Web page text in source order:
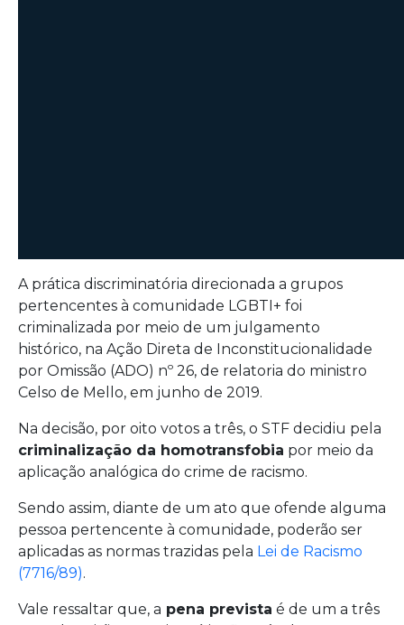
A prática discriminatória direcionada a grupos
pertencentes à comunidade LGBTI+ foi
criminalizada por meio de um julgamento
histórico, na Ação Direta de Inconstitucionalidade
por Omissão (ADO) nº 26, de relatoria do ministro
Celso de Mello, em junho de 2019.
Na decisão, por oito votos a três, o STF decidiu pela
criminalização da homotransfobia por meio da
aplicação analógica do crime de racismo.
Sendo assim, diante de um ato que ofende alguma
pessoa pertencente à comunidade, poderão ser
aplicadas as normas trazidas pela Lei de Racismo
(7716/89).
Vale ressaltar que, a pena prevista é de um a três